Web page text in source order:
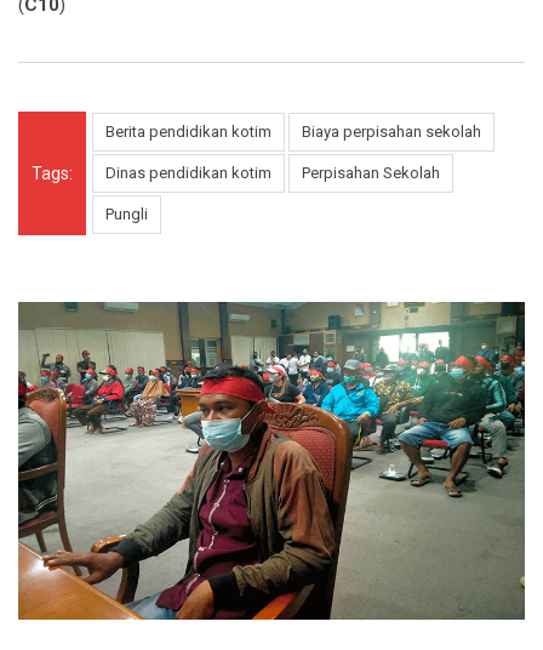
(C10)
Tags:
Berita pendidikan kotim Biaya perpisahan sekolah
Dinas pendidikan kotim Perpisahan Sekolah
Pungli